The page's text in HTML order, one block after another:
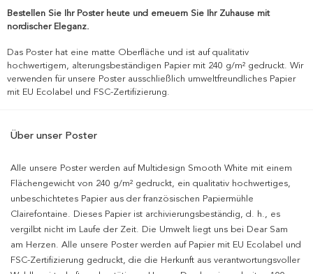
Bestellen Sie Ihr Poster heute und erneuern Sie Ihr Zuhause mit
nordischer Eleganz.
Das Poster hat eine matte Oberfläche und ist auf qualitativ
hochwertigem, alterungsbeständigen Papier mit 240 g/m² gedruckt. Wir
verwenden für unsere Poster ausschließlich umweltfreundliches Papier
mit EU Ecolabel und FSC-Zertifizierung.
Über unser Poster
Alle unsere Poster werden auf Multidesign Smooth White mit einem
Flächengewicht von 240 g/m² gedruckt, ein qualitativ hochwertiges,
unbeschichtetes Papier aus der französischen Papiermühle
Clairefontaine. Dieses Papier ist archivierungsbeständig, d. h., es
vergilbt nicht im Laufe der Zeit. Die Umwelt liegt uns bei Dear Sam
am Herzen. Alle unsere Poster werden auf Papier mit EU Ecolabel und
FSC-Zertifizierung gedruckt, die die Herkunft aus verantwortungsvoller